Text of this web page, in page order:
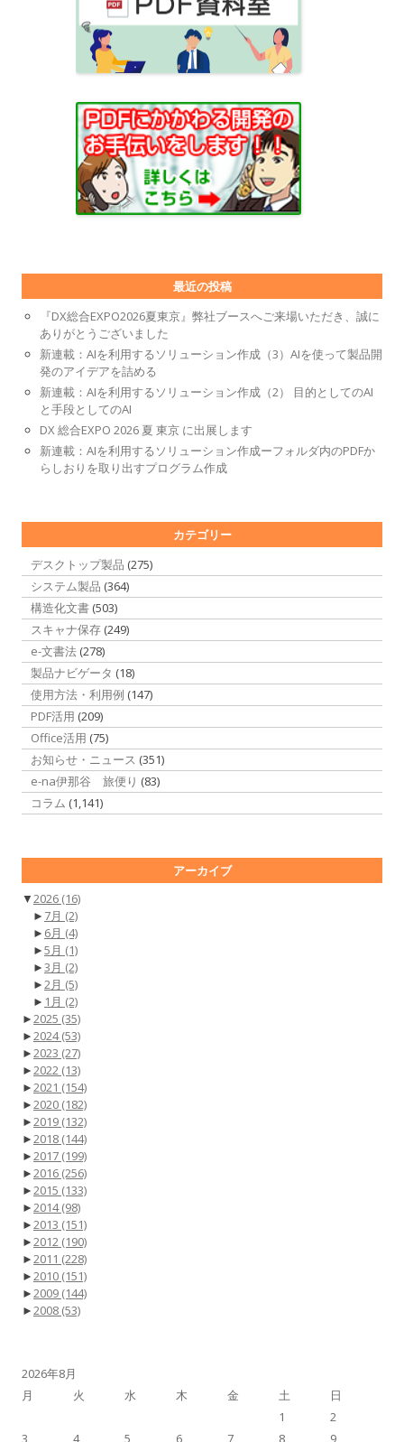
最近の投稿
『DX総合EXPO2026夏東京』弊社ブースへご来場いただき、誠に
ありがとうございました
新連載：AIを利用するソリューション作成（3）AIを使って製品開
発のアイデアを詰める
新連載：AIを利用するソリューション作成（2） 目的としてのAI
と手段としてのAI
DX 総合EXPO 2026 夏 東京 に出展します
新連載：AIを利用するソリューション作成ーフォルダ内のPDFか
らしおりを取り出すプログラム作成
カテゴリー
デスクトップ製品 (275)
システム製品 (364)
構造化文書 (503)
スキャナ保存 (249)
e-文書法 (278)
製品ナビゲータ (18)
使用方法・利用例 (147)
PDF活用 (209)
Office活用 (75)
お知らせ・ニュース (351)
e-na伊那谷 旅便り (83)
コラム (1,141)
アーカイブ
▼2026 (16)
► 7月 (2)
► 6月 (4)
►5月 (1)
►3月 (2)
►2月 (5)
► 1月 (2)
►2025 (35)
►2024(53)
►2023 (27)
►2022 (13)
►2021 (154)
►2020 (182)
►2019 (132)
►2018 (144)
►2017 (199)
►2016 (256)
►2015 (133)
►2014(98)
►2013 (151)
►2012 (190)
►2011 (228)
►2010 (151)
►2009 (144)
►2008 (53)
2026年8月
月
火 水 木 金 土
日
1
2
3
4 5 6 7 8 9